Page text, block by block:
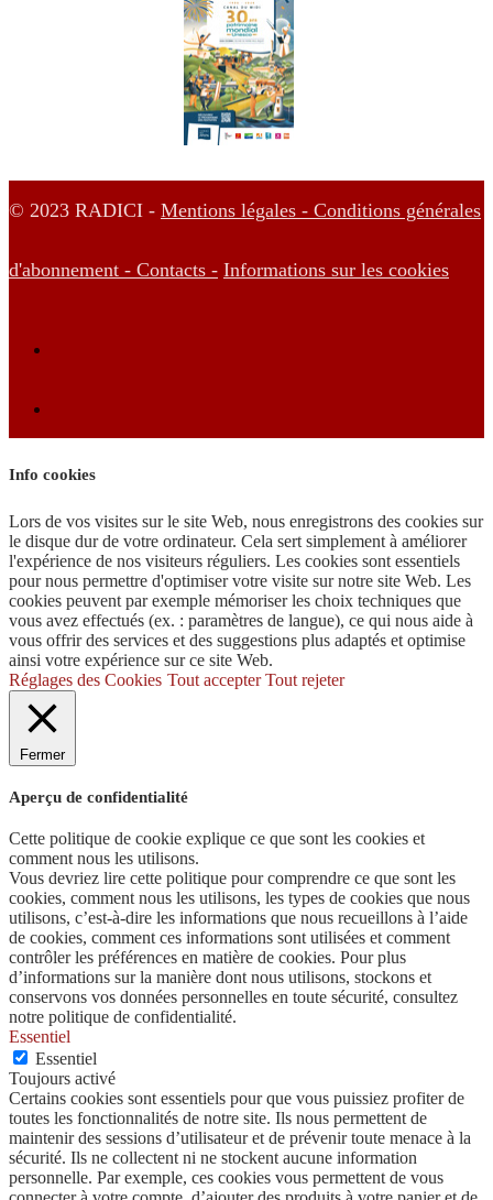
© 2023 RADICI - Mentions légales - Conditions générales
d'abonnement - Contacts - Informations sur les cookies
Info cookies
Lors de vos visites sur le site Web, nous enregistrons des cookies sur
le disque dur de votre ordinateur. Cela sert simplement à améliorer
l'expérience de nos visiteurs réguliers. Les cookies sont essentiels
pour nous permettre d'optimiser votre visite sur notre site Web. Les
cookies peuvent par exemple mémoriser les choix techniques que
vous avez effectués (ex. : paramètres de langue), ce qui nous aide à
vous offrir des services et des suggestions plus adaptés et optimise
ainsi votre expérience sur ce site Web.
Réglages des Cookies Tout accepter Tout rejeter
Fermer
Aperçu de confidentialité
Cette politique de cookie explique ce que sont les cookies et
comment nous les utilisons.
Vous devriez lire cette politique pour comprendre ce que sont les
cookies, comment nous les utilisons, les types de cookies que nous
utilisons, c’est-à-dire les informations que nous recueillons à l’aide
de cookies, comment ces informations sont utilisées et comment
contrôler les préférences en matière de cookies. Pour plus
d’informations sur la manière dont nous utilisons, stockons et
conservons vos données personnelles en toute sécurité, consultez
notre politique de confidentialité.
Essentiel
Essentiel
Toujours activé
Certains cookies sont essentiels pour que vous puissiez profiter de
toutes les fonctionnalités de notre site. Ils nous permettent de
maintenir des sessions d’utilisateur et de prévenir toute menace à la
sécurité. Ils ne collectent ni ne stockent aucune information
personnelle. Par exemple, ces cookies vous permettent de vous